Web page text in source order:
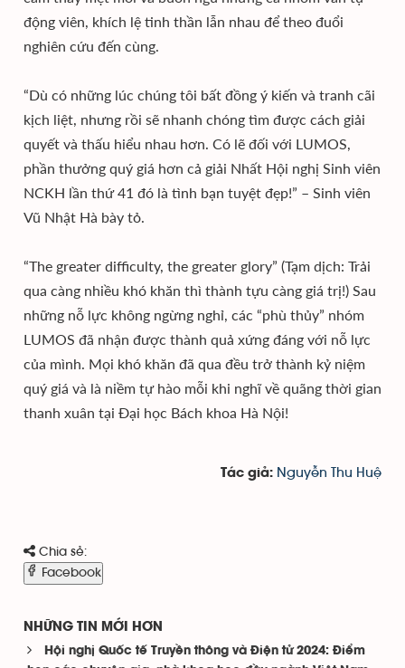
động viên, khích lệ tinh thần lẫn nhau để theo đuổi
nghiên cứu đến cùng.
“Dù có những lúc chúng tôi bất đồng ý kiến và tranh cãi
kịch liệt, nhưng rồi sẽ nhanh chóng tìm được cách giải
quyết và thấu hiểu nhau hơn. Có lẽ đối với LUMOS,
phần thưởng quý giá hơn cả giải Nhất Hội nghị Sinh viên
NCKH lần thứ 41 đó là tình bạn tuyệt đẹp!” – Sinh viên
Vũ Nhật Hà bày tỏ.
“The greater difficulty, the greater glory” (Tạm dịch: Trải
qua càng nhiều khó khăn thì thành tựu càng giá trị!) Sau
những nỗ lực không ngừng nghỉ, các “phù thủy” nhóm
LUMOS đã nhận được thành quả xứng đáng với nỗ lực
của mình. Mọi khó khăn đã qua đều trở thành kỷ niệm
quý giá và là niềm tự hào mỗi khi nghĩ về quãng thời gian
thanh xuân tại Đại học Bách khoa Hà Nội!
Tác giả: Nguyễn Thu Huệ
Chia sẻ:
Facebook
NHỮNG TIN MỚI HƠN
Hội nghị Quốc tế Truyền thông và Điện tử 2024: Điểm